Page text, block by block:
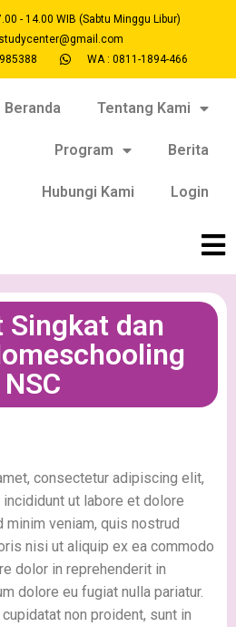
- 14.00 WIB (Sabtu Minggu Libur)
WA : 0811-1894-466
Beranda Tentang Kami
Program Berita
Hubungi Kami Login
Singkat dan
NSC
consectetur adipiscing elit,
ut labore et dolore
minim veniam, quis nostrud
nisi ut aliquip ex ea commodo
dolor in reprehenderit in
dolore eu fugiat nulla pariatur.
non proident, sunt in